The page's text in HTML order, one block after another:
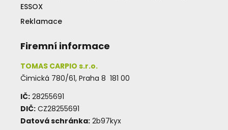
ESSOX
Reklamace
Firemní informace
TOMAS CARPIO s.r.o.
Čimická 780/61, Praha 8 181 00
IČ: 28255691
DIČ: CZ28255691
Datová schránka: 2b97kyx